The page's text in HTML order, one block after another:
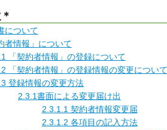
について
者情報」について
「契約者情報」の登録について
「契約者情報」の登録情報の変更について
登録情報の変更方法
2.3.1書面による変更届け出
2.3.1.1 契約者情報変更届
2.3.1.2 各項目の記入方法